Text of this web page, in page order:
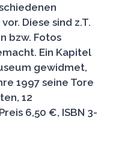
Diese sind z.T.
bzw. Fotos
Ein Kapitel
gewidmet,
1997 seine Tore
12
6,50 €, ISBN 3-